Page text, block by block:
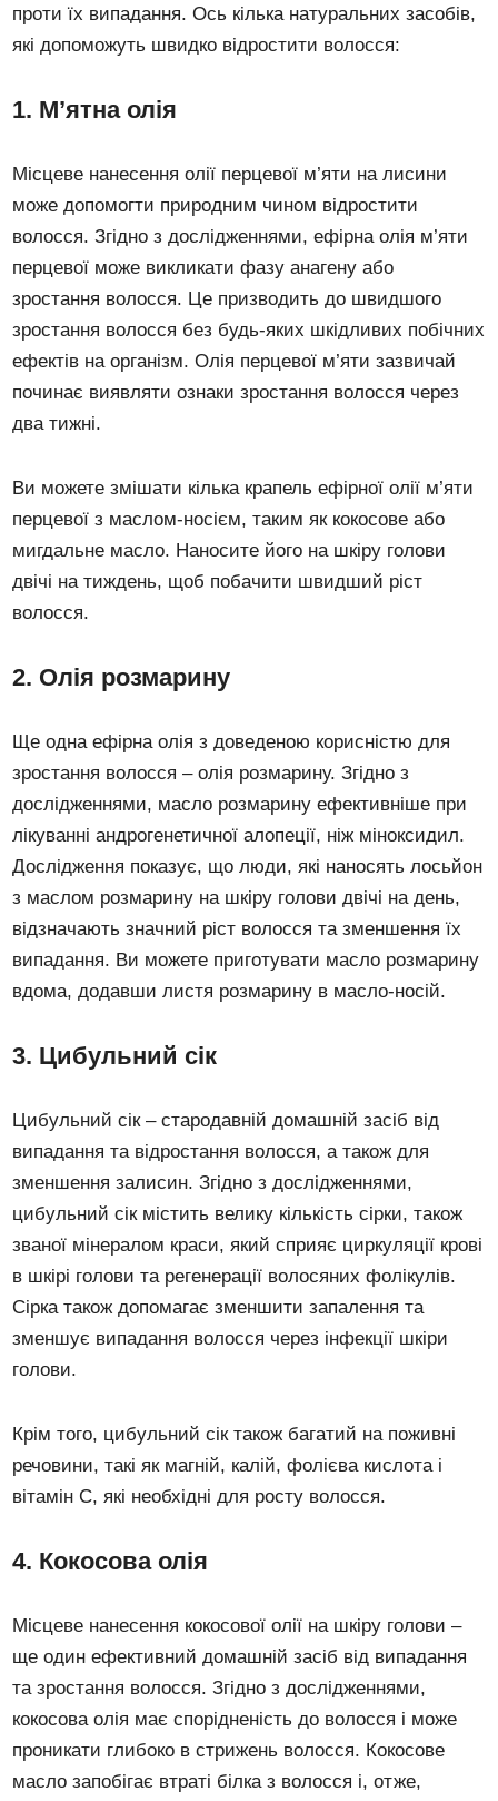
проти їх випадання. Ось кілька натуральних засобів,
які допоможуть швидко відростити волосся:
1. М’ятна олія
Місцеве нанесення олії перцевої м’яти на лисини
може допомогти природним чином відростити
волосся. Згідно з дослідженнями, ефірна олія м’яти
перцевої може викликати фазу анагену або
зростання волосся. Це призводить до швидшого
зростання волосся без будь-яких шкідливих побічних
ефектів на організм. Олія перцевої м’яти зазвичай
починає виявляти ознаки зростання волосся через
два тижні.
Ви можете змішати кілька крапель ефірної олії м’яти
перцевої з маслом-носієм, таким як кокосове або
мигдальне масло. Наносите його на шкіру голови
двічі на тиждень, щоб побачити швидший ріст
волосся.
2. Олія розмарину
Ще одна ефірна олія з доведеною корисністю для
зростання волосся – олія розмарину. Згідно з
дослідженнями, масло розмарину ефективніше при
лікуванні андрогенетичної алопеції, ніж міноксидил.
Дослідження показує, що люди, які наносять лосьйон
з маслом розмарину на шкіру голови двічі на день,
відзначають значний ріст волосся та зменшення їх
випадання. Ви можете приготувати масло розмарину
вдома, додавши листя розмарину в масло-носій.
3. Цибульний сік
Цибульний сік – стародавній домашній засіб від
випадання та відростання волосся, а також для
зменшення залисин. Згідно з дослідженнями,
цибульний сік містить велику кількість сірки, також
званої мінералом краси, який сприяє циркуляції крові
в шкірі голови та регенерації волосяних фолікулів.
Сірка також допомагає зменшити запалення та
зменшує випадання волосся через інфекції шкіри
голови.
Крім того, цибульний сік також багатий на поживні
речовини, такі як магній, калій, фолієва кислота і
вітамін С, які необхідні для росту волосся.
4. Кокосова олія
Місцеве нанесення кокосової олії на шкіру голови –
ще один ефективний домашній засіб від випадання
та зростання волосся. Згідно з дослідженнями,
кокосова олія має спорідненість до волосся і може
проникати глибоко в стрижень волосся. Кокосове
масло запобігає втраті білка з волосся і, отже,